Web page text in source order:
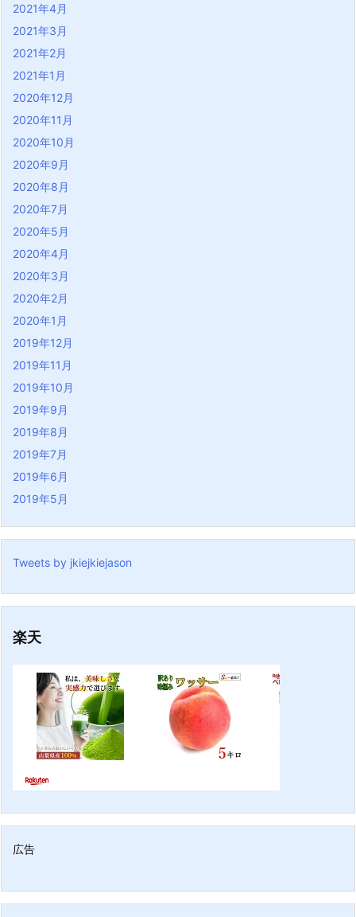
2021年4月
2021年3月
2021年2月
2021年1月
2020年12月
2020年11月
2020年10月
2020年9月
2020年8月
2020年7月
2020年5月
2020年4月
2020年3月
2020年2月
2020年1月
2019年12月
2019年11月
2019年10月
2019年9月
2019年8月
2019年7月
2019年6月
2019年5月
Tweets by jkiejkiejason
楽天
広告